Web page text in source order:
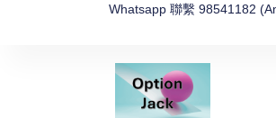
Whatsapp 聯繫 98541182